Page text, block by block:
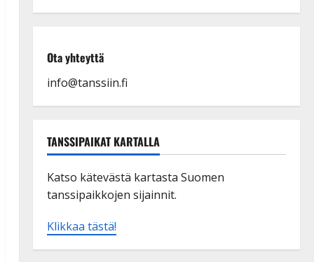
Ota yhteyttä
info@tanssiin.fi
TANSSIPAIKAT KARTALLA
Katso kätevästä kartasta Suomen
tanssipaikkojen sijainnit.
Klikkaa tästä!